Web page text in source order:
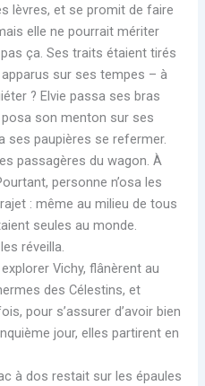
lèvres, et se promit de faire
elle ne pourrait mériter
ça. Ses traits étaient tirés
sur ses tempes – à
? Elvie passa ses bras
son menton sur ses
ses paupières se refermer.
passagères du wagon. À
personne n’osa les
: même au milieu de tous
seules au monde.
réveilla.
Vichy, flânèrent au
des Célestins, et
pour s’assurer d’avoir bien
jour, elles partirent en
à dos restait sur les épaules